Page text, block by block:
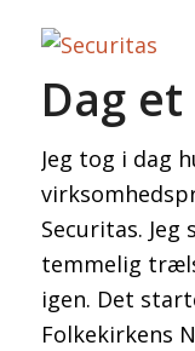
Dag et
Jeg tog i dag
Securitas.
temmelig
igen. Det
Folkekirkens